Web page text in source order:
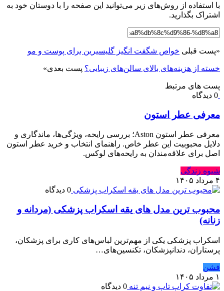
با استفاده از روش‌های زیر می‌توانید این صفحه را با دوستان خود به
اشتراک بگذارید.
«پست قبلی خواص شگفت انگیز گلیسیرین برای پوست و مو
خسته از هزینه‌های بالای سالن‌های زیبایی؟ پست بعدی»
پست های مرتبط
0 دیدگاه
معرفی عطر استون
معرفی عطر استون Aston؛ بررسی رایحه، ویژگی‌ها، ماندگاری و
دلایل محبوبیت این عطر خاص. راهنمای انتخاب و خرید عطر استون
اصل برای علاقه‌مندان به رایحه‌های لوکس.
شیوه زندگی
۴ مرداد ۱۴۰۵
0 دیدگاه
محبوب ترین مدل های یقه اسکراب پزشکی (مردانه و
زنانه)
اسکراب پزشکی یکی از مهم‌ترین لباس‌های کاری برای پزشکان،
پرستاران، دندانپزشکان، تکنسین‌های…
فشن
۱ مرداد ۱۴۰۵
0 دیدگاه